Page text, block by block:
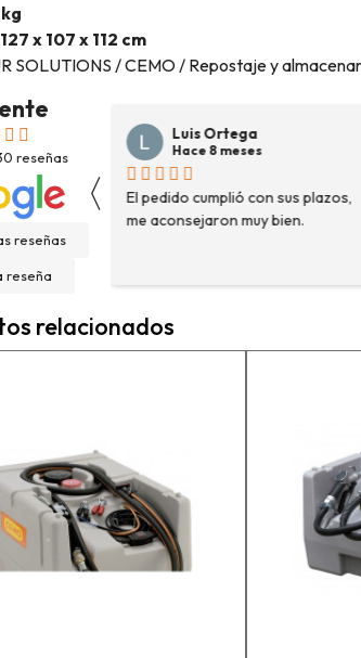
x 107 x 112 cm
SOLUTIONS / CEMO / Repostaje y
reseñas
reseñas
reseña
〈
Luis Ortega
Hace 8 meses
El pedido cumplió con sus plazos,
me aconsejaron muy bien.
relacionados